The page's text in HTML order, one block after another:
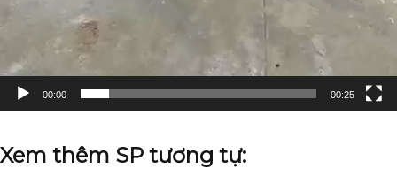
00:00 00:25
Xem thêm SP tương tự: